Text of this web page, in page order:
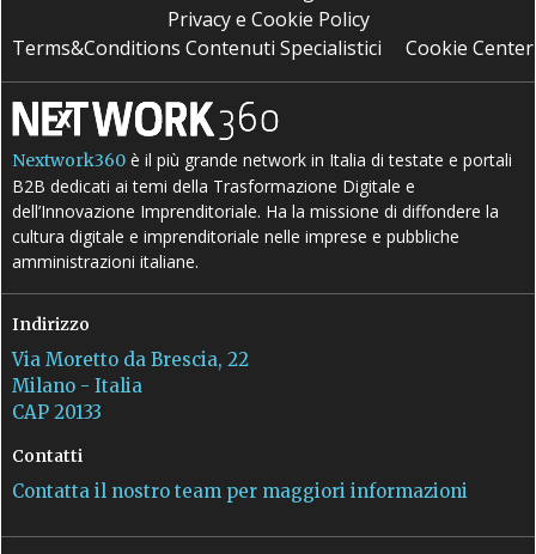
Privacy e Cookie Policy
Terms&Conditions Contenuti Specialistici
Cookie Center
Nextwork360 è il più grande network in Italia di testate e portali
B2B dedicati ai temi della Trasformazione Digitale e
dell’Innovazione Imprenditoriale. Ha la missione di diffondere la
cultura digitale e imprenditoriale nelle imprese e pubbliche
amministrazioni italiane.
Indirizzo
Via Moretto da Brescia, 22
Milano - Italia
CAP 20133
Contatti
Contatta il nostro team per maggiori informazioni